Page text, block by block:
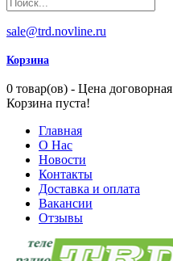
sale@trd.novline.ru
Корзина
0 товар(ов) - Цена договорная
Корзина пуста!
Главная
О Нас
Новости
Контакты
Доставка и оплата
Вакансии
Отзывы